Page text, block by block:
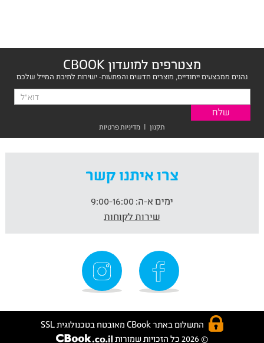
מצטרפים למועדון CBOOK
נהנים ממבצעים ייחודיים, מוצרים חדשים והפתעות- ישירות לתיבת המייל שלכם
תקנון | מדיניות פרטיות
צרו איתנו קשר
ימים א-ה:
שירות לקוחות
התשלום באתר CBook מאובטח בטכנולוגית SSL
© 2026 כל הזכויות שמורות